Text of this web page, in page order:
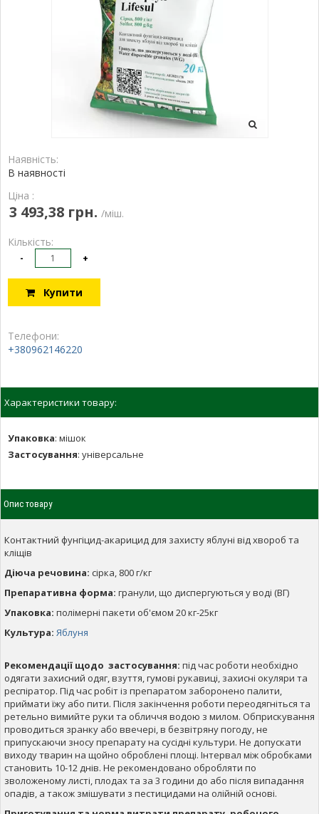
Наявність:
В наявності
Ціна :
3 493,38 грн. /міш.
Кількість:
- +
Купити
Телефони:
+380962146220
Характеристики товару:
Упаковка: мішок
Застосування: універсальне
Опис товару
Контактний фунгіцид-акарицид для захисту яблуні від хвороб та
кліщів
Діюча речовина: сірка, 800 г/кг
Препаративна форма: гранули, що диспергуються у воді (ВГ)
Упаковка: полімерні пакети об'ємом 20 кг-25кг
Культура: Яблуня
Рекомендації щодо застосування: під час роботи необхідно
одягати захисний одяг, взуття, гумові рукавиці, захисні окуляри та
респіратор. Під час робіт із препаратом заборонено палити,
приймати їжу або пити. Після закінчення роботи переодягніться та
ретельно вимийте руки та обличчя водою з милом. Обприскування
проводиться зранку або ввечері, в безвітряну погоду, не
припускаючи зносу препарату на сусідні культури. Не допускати
виходу тварин на щойно оброблені площі. Інтервал між обробками
становить 10-12 днів. Не рекомендовано обробляти по
зволоженому листі, плодах та за 3 години до або після випадання
опадів, а також змішувати з пестицидами на олійній основі.